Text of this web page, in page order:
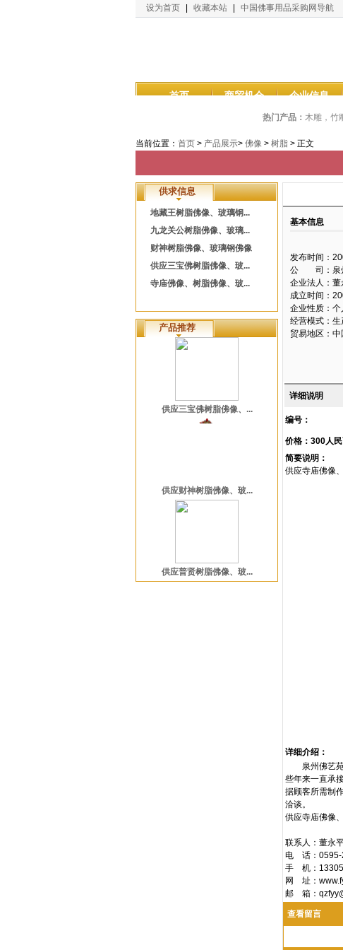
设为首页 收藏本站 中国佛事用品采购网导航
首页 商贸机会 企业信息
热门产品： 木雕，竹
当前位置： 首页 > 产品展示> 佛像 > 树脂 > 正文
供求信息
地藏王树脂佛像、玻璃钢...
九龙关公树脂佛像、玻璃...
财神树脂佛像、玻璃钢佛像
供应三宝佛树脂佛像、玻...
寺庙佛像、树脂佛像、玻...
产品推荐
供应三宝佛树脂佛像、...
供应财神树脂佛像、玻...
供应普贤树脂佛像、玻...
基本信息
发布时间：
公 司：泉
企业法人：董
成立时间：
企业性质：个
经营模式：生
贸易地区：中
详细说明
编号：
价格：300人
简要说明：
供应寺庙佛像
详细介绍：
泉州佛艺苑
些年来一直承
据顾客所需制
洽谈。
供应寺庙佛像
联系人：董永
电 话：0595-
手 机：
网 址：
邮 箱：
查看留言